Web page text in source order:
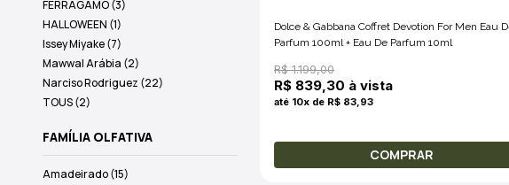
FERRAGAMO (3)
HALLOWEEN (1)
Issey Miyake (7)
Mawwal Arábia (2)
Narciso Rodriguez (22)
TOUS (2)
FAMÍLIA OLFATIVA
Amadeirado (15)
Dolce & Gabbana Coffret Devotion For Men Eau
Parfum 100ml + Eau De Parfum 10ml
R$ 1.199,00
R$ 839,30 à vista
até 10x de R$ 83,93
COMPRAR